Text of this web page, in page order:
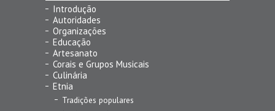
Introdução
Autoridades
Organizações
Educação
Artesanato
Corais e Grupos Musicais
Culinária
Etnia
Tradições populares